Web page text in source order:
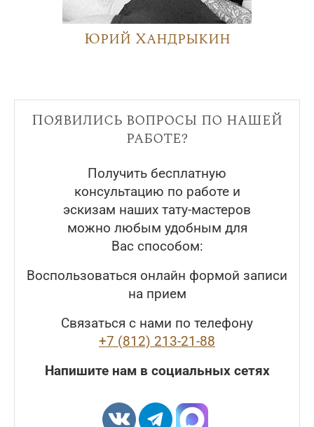
Юрий Хандрыкин
Появились вопросы по нашей
работе?
Получить бесплатную
консультацию по работе и
эскизам наших тату-мастеров
можно любым удобным для
Вас способом:
Воспользоваться онлайн формой записи
на прием
Связаться с нами по телефону
+7 (812) 213-21-88
Напишите нам в социальных сетях